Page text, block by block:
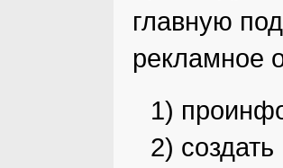
главную
рекламное
1)
2)